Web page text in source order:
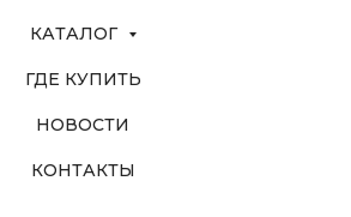
КАТАЛОГ
ГДЕ КУПИТЬ
НОВОСТИ
КОНТАКТЫ